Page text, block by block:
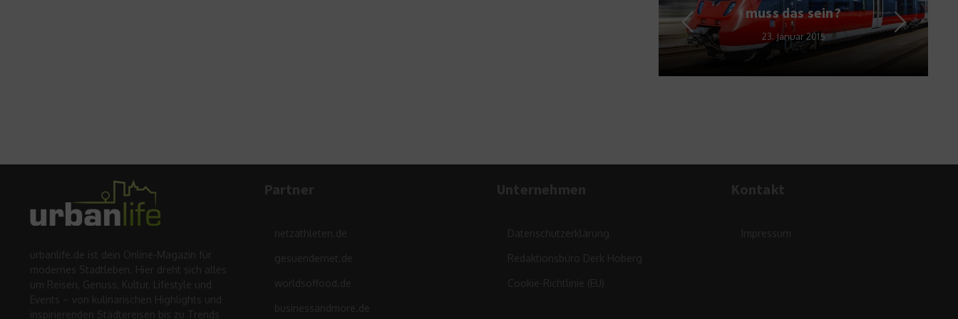
muss das sein?
23. Januar 2015
urbanlife.de ist dein Online-Magazin für
modernes Stadtleben. Hier dreht sich alles
um Reisen, Genuss, Kultur, Lifestyle und
Events – von kulinarischen Highlights und
inspirierenden Städtereisen bis zu Trends
Partner
netzathleten.de
gesuendernet.de
worldsoffood.de
businessandmore.de
Unternehmen
Datenschutzerklärung
Redaktionsbüro Derk Hoberg
Cookie-Richtlinie (EU)
Kontakt
Impressum